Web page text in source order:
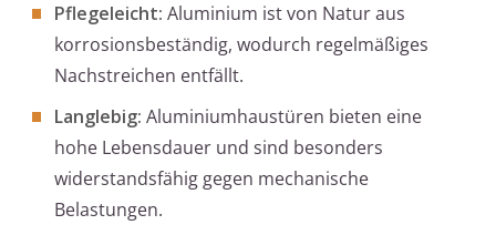
Pflegeleicht: Aluminium ist von Natur aus
korrosionsbeständig, wodurch regelmäßiges
Nachstreichen entfällt.
Langlebig: Aluminiumhaustüren bieten eine
hohe Lebensdauer und sind besonders
widerstandsfähig gegen mechanische
Belastungen.